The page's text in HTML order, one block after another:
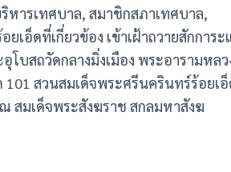
หารเทศบาล, สมาชิกสภาเทศบาล,
เอ็ดที่เกี่ยวข้อง เข้าเฝ้าถวายสักการะ
บสถวัดกลางมิ่งเมือง พระอารามหลว
สวนสมเด็จพระศรีนครินทร์ร้อยเ
สมเด็จพระสังฆราช สกลมหาสังฆ